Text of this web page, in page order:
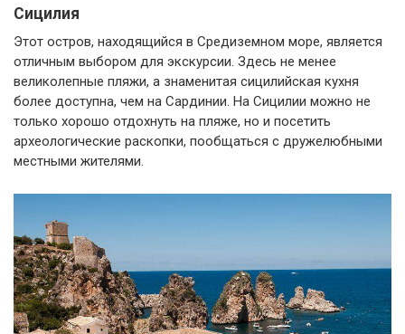
Сицилия
Этот остров, находящийся в Средиземном море, является
отличным выбором для экскурсии. Здесь не менее
великолепные пляжи, а знаменитая сицилийская кухня
более доступна, чем на Сардинии. На Сицилии можно не
только хорошо отдохнуть на пляже, но и посетить
археологические раскопки, пообщаться с дружелюбными
местными жителями.